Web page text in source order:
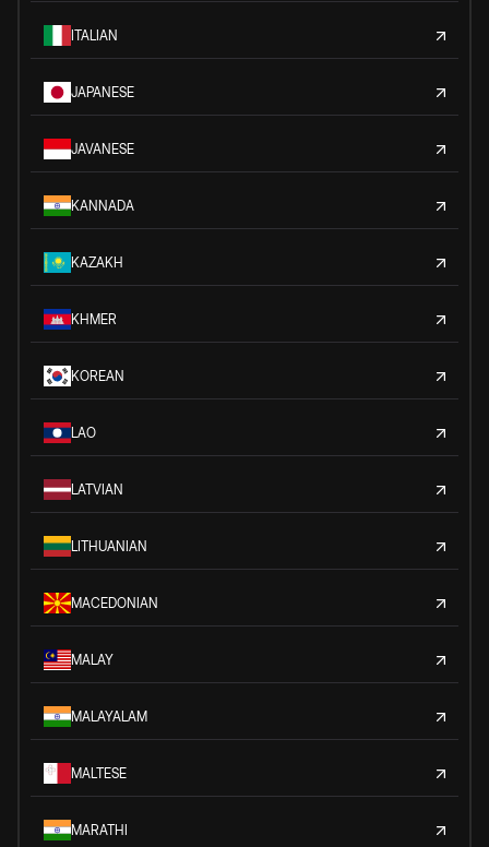
ITALIAN
JAPANESE
JAVANESE
KANNADA
KAZAKH
KHMER
KOREAN
LAO
LATVIAN
LITHUANIAN
MACEDONIAN
MALAY
MALAYALAM
MALTESE
MARATHI